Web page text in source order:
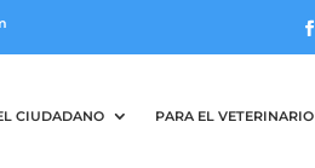
CIUDADANO PARA EL VETERINARIO